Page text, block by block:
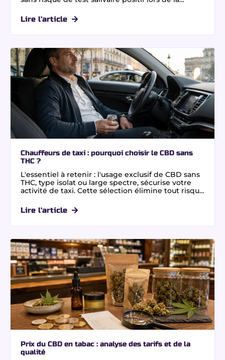
à notre extraction au CO2 supercritique combinée
à une chromatographie, garantissant un taux de
Zushi ou la Purple Punch, riches en terpènes. Pour
une consommation sereine et légale, privilégiez
une fleur CBD sans THC en toute confiance.
Lire l'article
Chauffeurs de taxi : pourquoi choisir le CBD sans
THC ?
L'essentiel à retenir : l'usage exclusif de CBD sans
THC, type isolat ou large spectre, sécurise votre
activité de taxi. Cette sélection élimine tout risque
Bénéficiez d'une relaxation optimale sans
altération de la vigilance. Vérifiez
Lire l'article
Prix du CBD en tabac : analyse des tarifs et de la
qualité